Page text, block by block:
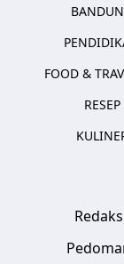
FOOD &
RESEP